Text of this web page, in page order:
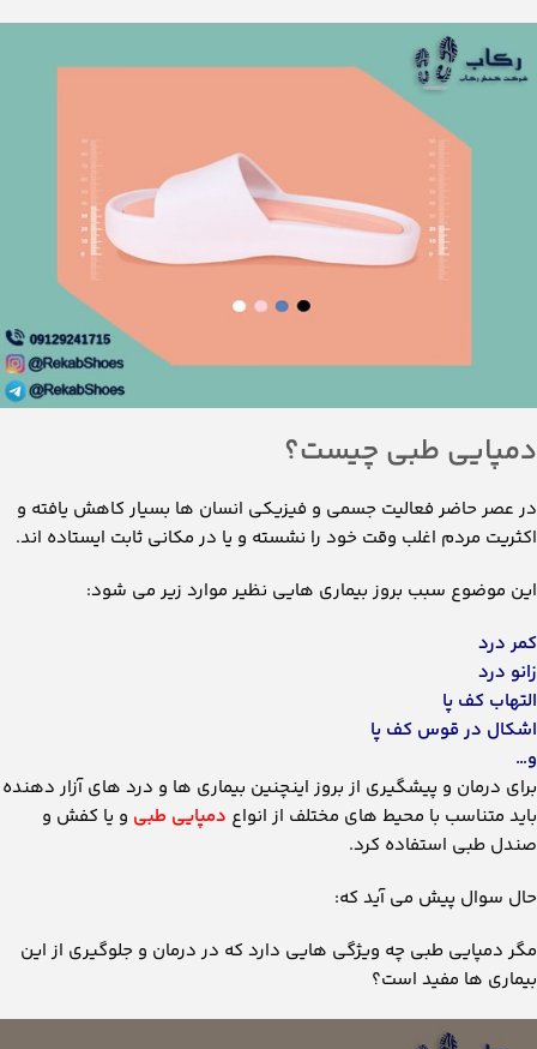
دمپایی طبی چیست؟
در عصر حاضر فعالیت جسمی و فیزیکی انسان ها بسیار کاهش یافته و
اکثریت مردم اغلب وقت خود را نشسته و یا در مکانی ثابت ایستاده اند.
این موضوع سبب بروز بیماری هایی نظیر موارد زیر می شود:
کمر درد
زانو درد
التهاب کف پا
اشکال در قوس کف پا
و…
برای درمان و پیشگیری از بروز اینچنین بیماری ها و درد های آزار دهنده
باید متناسب با محیط های مختلف از انواع دمپایی طبی و یا کفش و
صندل طبی استفاده کرد.
حال سوال پیش می آید که:
مگر دمپایی طبی چه ویژگی هایی دارد که در درمان و جلوگیری از این
بیماری ها مفید است؟